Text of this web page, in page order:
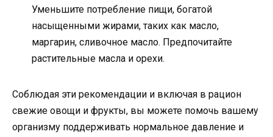
Уменьшите потребление пищи, богатой
насыщенными жирами, таких как масло,
маргарин, сливочное масло. Предпочитайте
растительные масла и орехи.
Соблюдая эти рекомендации и включая в рацион
свежие овощи и фрукты, вы можете помочь вашему
организму поддерживать нормальное давление и